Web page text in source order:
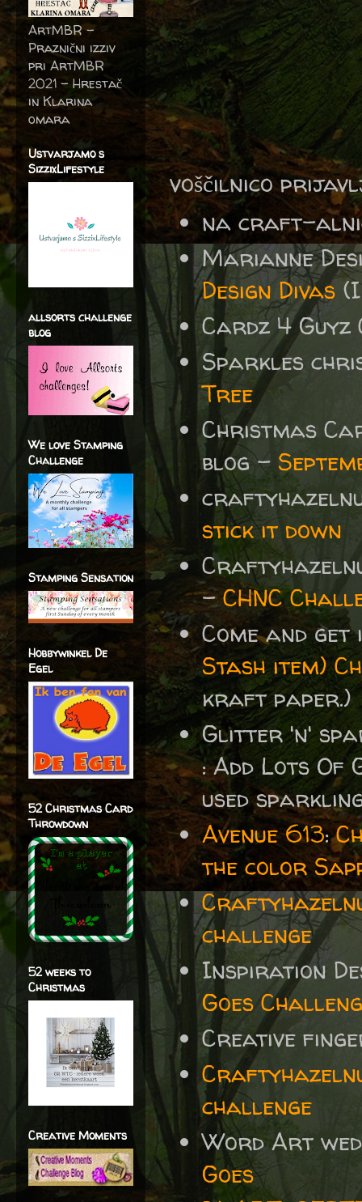
voščilnico
na craft-
Marianne
Design Divas
Cardz 4
Sparkles
Tree
Christmas
blog -
stick it down
-CHNC
Come and
Stash item)
kraft paper.)
Glitter 'n'
: Add Lots
used
Avenue 613:
the color
challenge
Inspiration
Goes
Creative
challenge
Word Art
Goes
ArtMBR -
Praznični izziv
pri ArtMBR
2021 – Hrestač
in Klarina
omara
Ustvarjamo s
SizzixLifestyle
allsorts challenge
blog
We love Stamping
Challenge
Stamping Sensation
Hobbywinkel De
Egel
52 Christmas Card
Throwdown
52 weeks to
Christmas
Creative Moments